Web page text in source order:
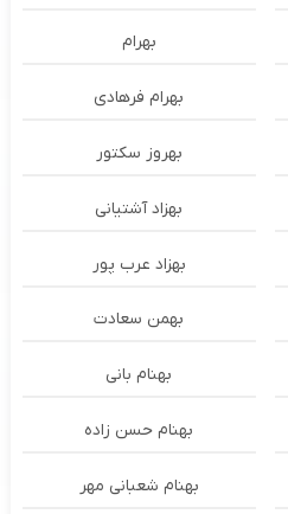
بهرام
بهرام فرهادی
بهروز سکتور
بهزاد آشتیانی
بهزاد عرب پور
بهمن سعادت
بهنام بانی
بهنام حسن زاده
بهنام شعبانی مهر